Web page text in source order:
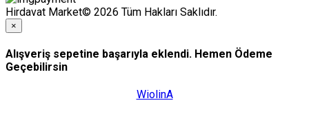
Hirdavat Market© 2026 Tüm Hakları Saklıdır.
×
Alışveriş sepetine başarıyla eklendi. Hemen Ödeme
Geçebilirsin
WiolinA